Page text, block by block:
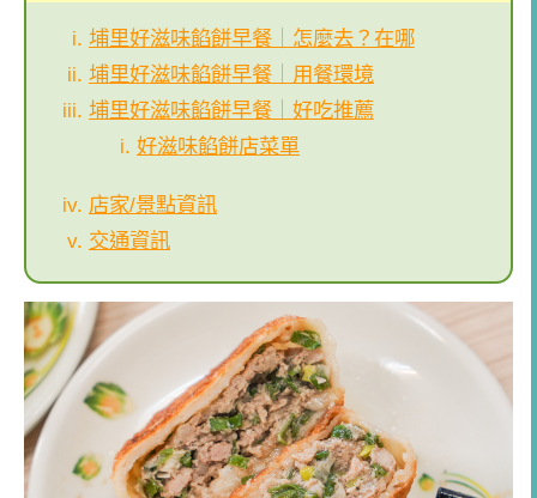
埔里好滋味餡餅早餐｜怎麼去？在哪
埔里好滋味餡餅早餐｜用餐環境
埔里好滋味餡餅早餐｜好吃推薦
好滋味餡餅店菜單
店家/景點資訊
交通資訊